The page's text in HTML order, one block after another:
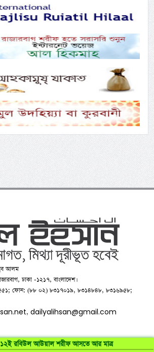
১২ই রবিউল আউয়াল শরীফ আসতে আর মাত্র
আলম
ঢাকা -১২১৭, বাংলাদেশ।
ফোন: (৮৮ ০২) ৮৩১৭০১৯, ৮৩১৪৮৪৮, ৮৩১৬৯৫৮;
,dailyalihsan@gmail.com